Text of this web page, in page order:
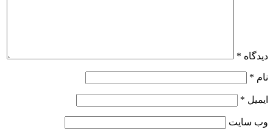
دیدگاه *
نام *
ایمیل *
وب‌ سایت